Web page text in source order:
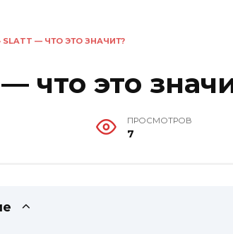
SLATT — ЧТО ЭТО ЗНАЧИТ?
что это
ПРОСМОТРОВ
7